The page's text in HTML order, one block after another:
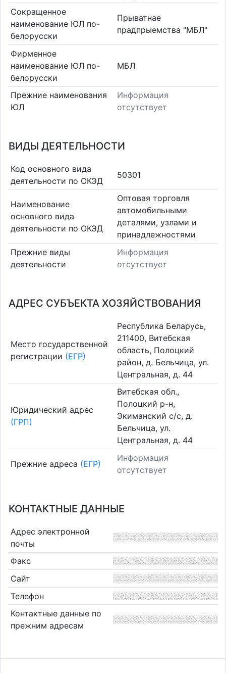
Сокращенное
наименование ЮЛ по-
белорусски
Прыватнае
прадпрыемства "МБЛ"
Фирменное
наименование ЮЛ по-
белорусски
МБЛ
Прежние наименования
ЮЛ
Информация
отсутствует
ВИДЫ ДЕЯТЕЛЬНОСТИ
Код основного вида
деятельности по ОКЭД
50301
Наименование
основного вида
деятельности по ОКЭД
Оптовая торговля
автомобильными
деталями, узлами и
принадлежностями
Прежние виды
деятельности
Информация
отсутствует
АДРЕС СУБЪЕКТА ХОЗЯЙСТВОВАНИЯ
Место государственной
регистрации (ЕГР)
Республика Беларусь,
211400, Витебская
область, Полоцкий
район, д. Бельчица, ул.
Центральная, д. 44
Юридический адрес
(ГРП)
Витебская обл.,
Полоцкий р-н,
Экиманский с/с, д.
Бельчица, ул.
Центральная, д. 44
Прежние адреса (ЕГР)
Информация
отсутствует
КОНТАКТНЫЕ ДАННЫЕ
Адрес электронной
почты
Факс
Сайт
Телефон
Контактные данные по
прежним адресам